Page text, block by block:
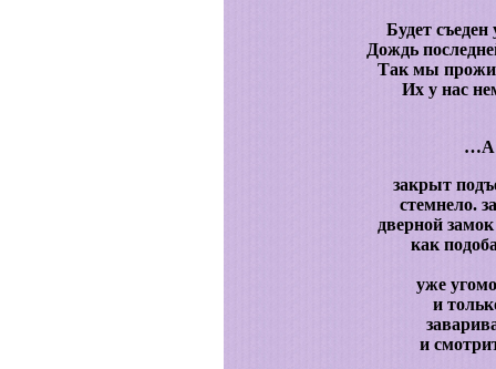
Будет
Дождь
Так мы
Их у нас
…А
закрыт
стемнело.
дверной
как
уже
и
и